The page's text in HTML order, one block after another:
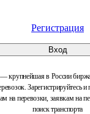
Регистрация
Вход
крупнейшая в России
Зарегистрируйтесь и
на перевозки, заявкам на
поиск транспорта